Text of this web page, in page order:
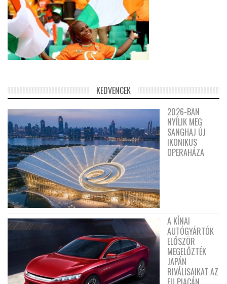
KEDVENCEK
2026-BAN
NYÍLIK MEG
SANGHAJ ÚJ
IKONIKUS
OPERAHÁZA
A KÍNAI
AUTÓGYÁRTÓK
ELŐSZÖR
MEGELŐZTÉK
JAPÁN
RIVÁLISAIKAT AZ